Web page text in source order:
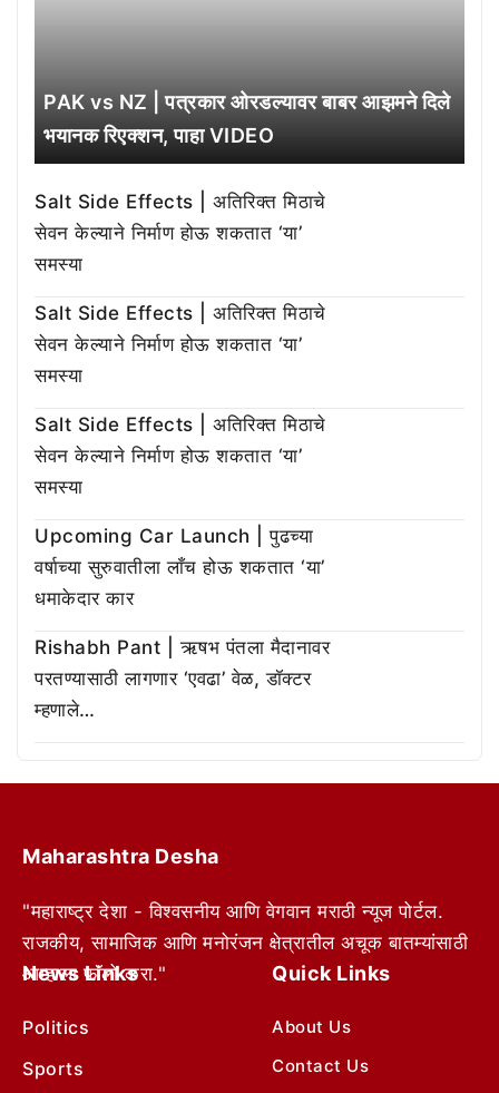
PAK vs NZ | पत्रकार ओरडल्यावर बाबर आझमने दिले
भयानक रिएक्शन, पाहा VIDEO
Salt Side Effects | अतिरिक्त मिठाचे
सेवन केल्याने निर्माण होऊ शकतात ‘या’
समस्या
Salt Side Effects | अतिरिक्त मिठाचे
सेवन केल्याने निर्माण होऊ शकतात ‘या’
समस्या
Salt Side Effects | अतिरिक्त मिठाचे
सेवन केल्याने निर्माण होऊ शकतात ‘या’
समस्या
Upcoming Car Launch | पुढच्या
वर्षाच्या सुरुवातीला लाँच होऊ शकतात ‘या’
धमाकेदार कार
Rishabh Pant | ऋषभ पंतला मैदानावर
परतण्यासाठी लागणार ‘एवढा’ वेळ, डॉक्टर
म्हणाले…
Maharashtra Desha
"महाराष्ट्र देशा - विश्वसनीय आणि वेगवान मराठी न्यूज पोर्टल.
राजकीय, सामाजिक आणि मनोरंजन क्षेत्रातील अचूक बातम्यांसाठी
आम्हाला फॉलो करा."
News Links
Politics
Sports
Quick Links
About Us
Contact Us